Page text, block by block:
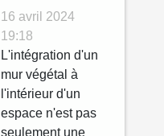
mur végétal
intérieur
pour
dynamiser
votre
décoration
16 avril 2024
19:18
L'intégration d'un
mur végétal à
l'intérieur d'un
espace n'est pas
seulement une